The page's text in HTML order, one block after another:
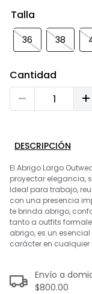
Talla
36 38
Cantidad
DESCRIPCIÓN
El Abrigo Largo
proyectar elegancia,
Ideal para trabajo,
con una presencia
te brinda abrigo,
tanto a outfits
abrigo, es un
carácter en cualquier
Envío a
$800.00
10. abrigo